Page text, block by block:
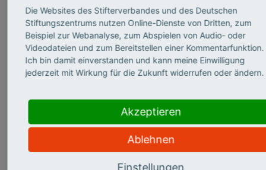
©
Andrea Frank über
sicherheits­relevante
Die Websites des Stifterverbandes und des Deutschen
Stiftungszentrums nutzen Online-Dienste von Dritten, zum
Beispiel zur Webanalyse, zum Abspielen von Audio- oder
Videodateien und zum Bereitstellen einer Kommentarfunktion.
Ich bin damit einverstanden und kann meine Einwilligung
jederzeit mit Wirkung für die Zukunft widerrufen oder ändern.
Akzeptieren
Ablehnen
Einstellungen